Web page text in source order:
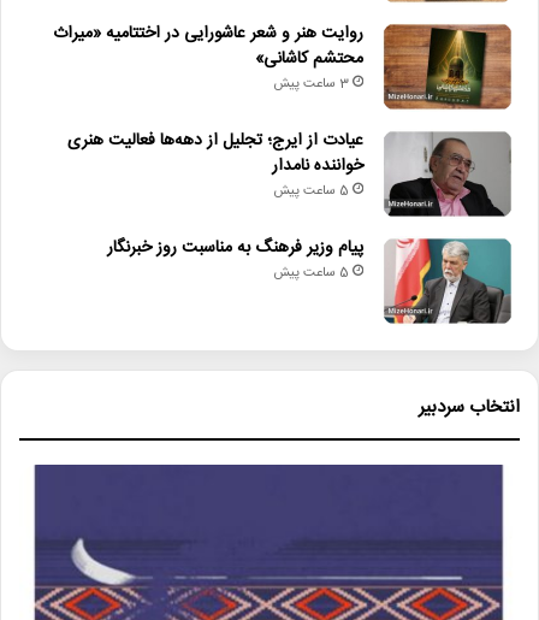
روایت هنر و شعر عاشورایی در اختتامیه «میراث
محتشم کاشانی»
3 ساعت پیش
عیادت از ایرج؛ تجلیل از دهه‌ها فعالیت هنری
خواننده نامدار
5 ساعت پیش
پیام وزیر فرهنگ به مناسبت روز خبرنگار
5 ساعت پیش
انتخاب سردبیر